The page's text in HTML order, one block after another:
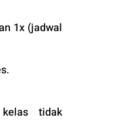
1x (jadwal
tidak